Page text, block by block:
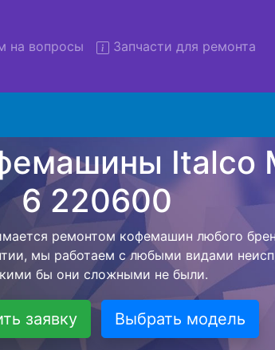
на вопросы Запчасти для ремонта
Italco Milano 6
в сервис
услугу - ремонт кофемашин Italco
центр, а после завершения всех
с момента согласования с мастером
техники обратно владельцу.
заявку Выбрать модель